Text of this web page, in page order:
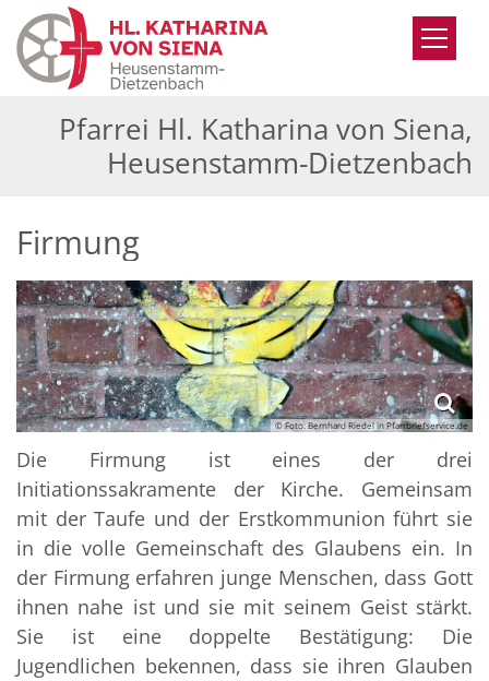
Zum Inhalt springen
Pfarrei Hl. Katharina von Siena,
Heusenstamm-Dietzenbach
Firmung
© Foto: Bernhard Riedel in Pfarrbriefservice.de
Die Firmung ist eines der drei
Initiationssakramente der Kirche. Gemeinsam
mit der Taufe und der Erstkommunion führt sie
in die volle Gemeinschaft des Glaubens ein. In
der Firmung erfahren junge Menschen, dass Gott
ihnen nahe ist und sie mit seinem Geist stärkt.
Sie ist eine doppelte Bestätigung: Die
Jugendlichen bekennen, dass sie ihren Glauben